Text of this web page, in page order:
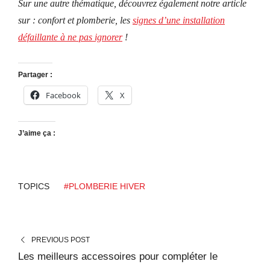
Sur une autre thématique, découvrez également notre article
sur : confort et plomberie, les signes d’une installation
défaillante à ne pas ignorer!
Partager :
Facebook X
J’aime ça :
TOPICS #PLOMBERIE HIVER
PREVIOUS POST
Les meilleurs accessoires pour compléter le